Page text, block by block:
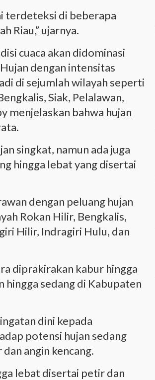
terdeteksi di beberapa
Riau,” ujarnya.
cuaca akan didominasi
dengan intensitas
di sejumlah wilayah seperti
Siak, Pelalawan,
menjelaskan bahwa hujan
singkat, namun ada juga
hingga lebat yang disertai
dengan peluang hujan
Rokan Hilir, Bengkalis,
Hilir, Indragiri Hulu, dan
diprakirakan kabur hingga
hingga sedang di Kabupaten
dini kepada
potensi hujan sedang
angin kencang.
lebat disertai petir dan